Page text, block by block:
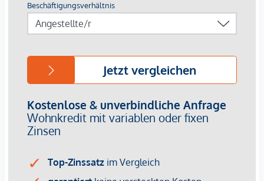
erworben werden.
Provisionsfrei für den Käufer!
Wir weisen darauf hin, dass zwischen dem Vermittler und
dem zu vermittelnden Dritten ein familiäres oder
wirtschaftliches Naheverhältnis besteht.
Der Vermittler ist als Doppelmakler tätig.
Infrastruktur / Entfernungen